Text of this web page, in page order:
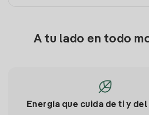
A tu lado en todo
Energía que cuida de ti y